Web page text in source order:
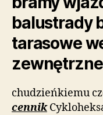
balustrady
tarasowe
zewnętrzne
chudzieńkiemu
cennik